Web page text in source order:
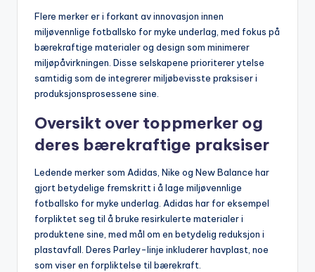
Flere merker er i forkant av innovasjon innen
miljøvennlige fotballsko for myke underlag, med fokus på
bærekraftige materialer og design som minimerer
miljøpåvirkningen. Disse selskapene prioriterer ytelse
samtidig som de integrerer miljøbevisste praksiser i
produksjonsprosessene sine.
Oversikt over toppmerker og
deres bærekraftige praksiser
Ledende merker som Adidas, Nike og New Balance har
gjort betydelige fremskritt i å lage miljøvennlige
fotballsko for myke underlag. Adidas har for eksempel
forpliktet seg til å bruke resirkulerte materialer i
produktene sine, med mål om en betydelig reduksjon i
plastavfall. Deres Parley-linje inkluderer havplast, noe
som viser en forpliktelse til bærekraft.